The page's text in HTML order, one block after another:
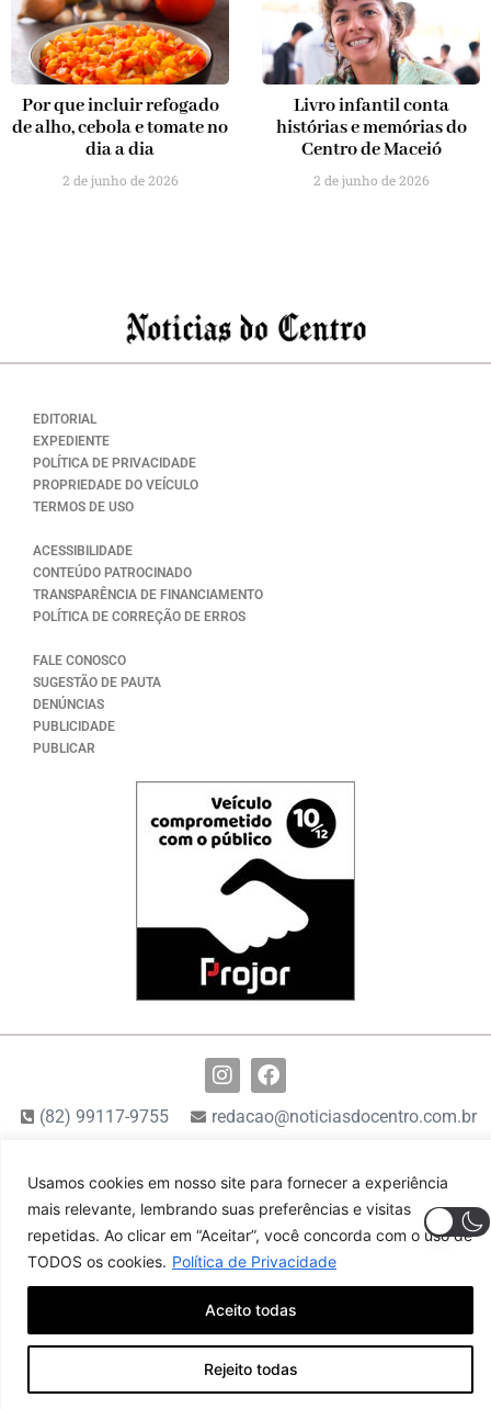
Usamos cookies em nosso site para fornecer a experiência
mais relevante, lembrando suas preferências e visitas
repetidas. Ao clicar em “Aceitar”, você concorda com o uso de
TODOS os cookies. Política de Privacidade
Rejeito todas
Aceito todas
Por que incluir refogado
de alho, cebola e tomate no
dia a dia
2 de junho de 2026
Livro infantil conta
histórias e memórias do
Centro de Maceió
2 de junho de 2026
EDITORIAL
EXPEDIENTE
POLÍTICA DE PRIVACIDADE
PROPRIEDADE DO VEÍCULO
TERMOS DE USO
ACESSIBILIDADE
CONTEÚDO PATROCINADO
TRANSPARÊNCIA DE FINANCIAMENTO
POLÍTICA DE CORREÇÃO DE ERROS
FALE CONOSCO
SUGESTÃO DE PAUTA
DENÚNCIAS
PUBLICIDADE
PUBLICAR
(82) 99117-9755 redacao@noticiasdocentro.com.br